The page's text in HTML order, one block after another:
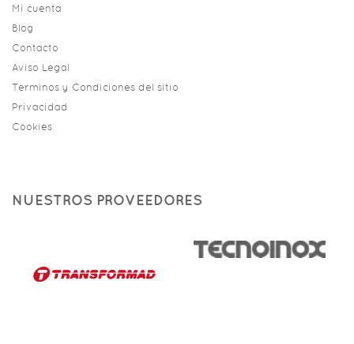
Mi cuenta
Blog
Contacto
Aviso Legal
Terminos y Condiciones del sitio
Privacidad
Cookies
NUESTROS PROVEEDORES